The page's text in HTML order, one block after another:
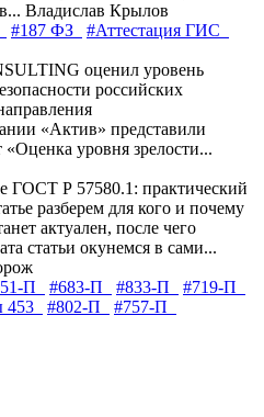
Владислав Крылов
#187 ФЗ
#Аттестация ГИС
оценил уровень
российских
«Актив» представили
уровня зрелости...
ГОСТ Р 57580.1: практический
разберем для кого и почему
актуален, после чего
статьи окунемся в сами...
П #683-П #833-П
#719-П
453 #802-П
#757-П